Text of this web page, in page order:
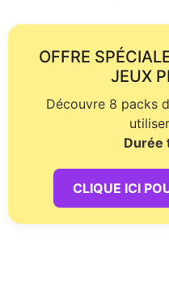
OFFRE
JEUX
Découvre 8 packs
Durée
CLIQUE ICI